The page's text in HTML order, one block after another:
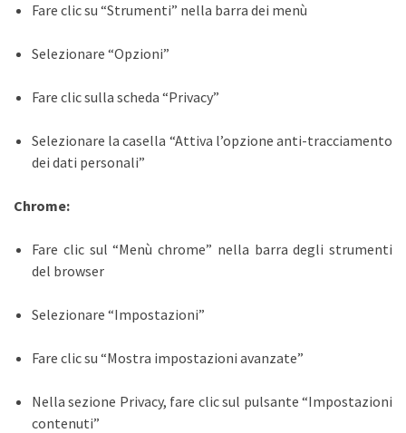
Fare clic su “Strumenti” nella barra dei menù
Selezionare “Opzioni”
Fare clic sulla scheda “Privacy”
Selezionare la casella “Attiva l’opzione anti-tracciamento
dei dati personali”
Chrome:
Fare clic sul “Menù chrome” nella barra degli strumenti
del browser
Selezionare “Impostazioni”
Fare clic su “Mostra impostazioni avanzate”
Nella sezione Privacy, fare clic sul pulsante “Impostazioni
contenuti”